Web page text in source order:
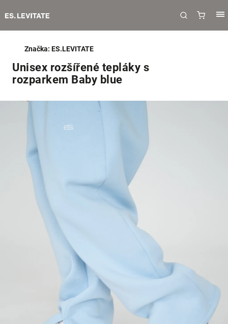
Unisex rozšířené tepláky s
rozparkem Baby blue
Značka: ES.LEVITATE